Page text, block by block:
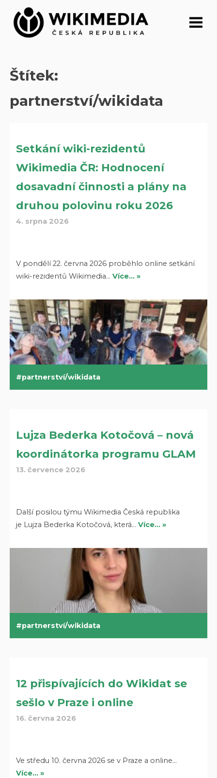
Přeskočit
obsah
Štítek:
partnerství/wikidata
Setkání wiki-rezidentů
Wikimedia ČR: Hodnocení
dosavadní činnosti a plány na
druhou polovinu roku 2026
4. srpna 2026
V pondělí 22. června 2026 proběhlo online setkání
wiki-rezidentů Wikimedia…Více… »
partnerství/wikidata
Lujza Bederka Kotočová – nová
koordinátorka programu GLAM
13. července 2026
Další posilou týmu Wikimedia Česká republika
je Lujza Bederka Kotočová, která…Více… »
partnerství/wikidata
12 přispívajících do Wikidat se
sešlo v Praze i online
16. června 2026
Ve středu 10. června 2026 se v Praze a online…
Více… »